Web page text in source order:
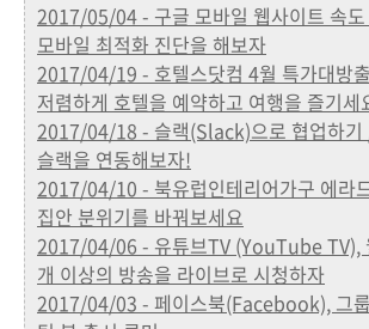
2017/05/04 - 구글 모바일 웹사이트 속도
모바일 최적화 진단을 해보자
2017/04/19 - 호텔스닷컴 4월 특가대방
저렴하게 호텔을 예약하고 여행을 즐기세
2017/04/18 - 슬랙(Slack)으로 협업하기
슬랙을 연동해보자!
2017/04/10 - 북유럽인테리어가구 에라
집안 분위기를 바꿔보세요
2017/04/06 - 유튜브TV (YouTube TV),
개 이상의 방송을 라이브로 시청하자
2017/04/03 - 페이스북(Facebook), 그